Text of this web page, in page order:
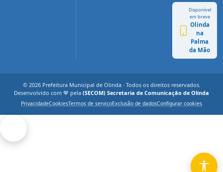
Disponível
em breve
Olinda
na
Palma
da Mão
© 2026 Prefeitura Municipal de Olinda · Todos os direitos reservados.
Desenvolvido com 💙 pela (SECOM) Secretaria de Comunicação de Olinda
PrivacidadeCookiesTermos de serviçoExclusão de dadosConfigurar cookies